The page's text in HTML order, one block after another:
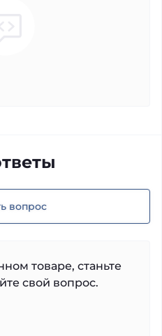
вопрос
товаре, станьте
свой вопрос.